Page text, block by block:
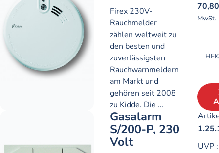
Firex 230V-
Rauchmelder
zählen weltweit zu
den besten und
zuverlässigsten
Rauchwarnmeldern
am Markt und
gehören seit 2008
zu Kidde. Die …
MwSt.
Gasalarm
S/200-P, 230
Volt
UVP :